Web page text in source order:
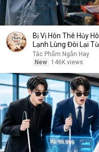
Bị Vị Hôn Thê Hủy
Lạnh Lùng Đòi Lại
Tác Phẩm Ngắn Hay
New
146K views